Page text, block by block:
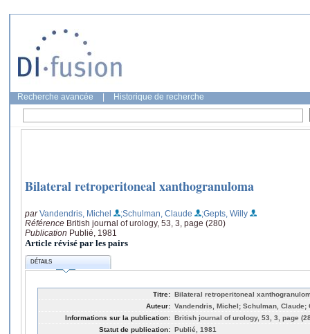
Recherche avancée Historique de recherche
Bilateral retroperitoneal xanthogranuloma
parVandendris, Michel ;Schulman, Claude
;Gepts, Willy
Référence British journal of urology, 53, 3, page (280)
Publication Publié, 1981
Article révisé par les pairs
DÉTAILS
Titre: Bilateral retroperitoneal
Auteur: Vandendris, Michel; Schulman, Claude;
Informations sur la publication: British journal of urology, 53, 3, page
Statut de publication: Publié, 1981